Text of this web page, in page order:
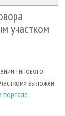
участком
типового
выложен